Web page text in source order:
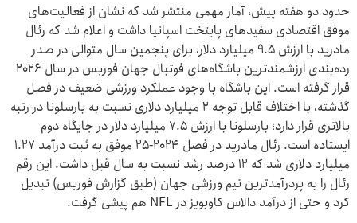
حدود دو هفته پیش، آمار مهمی منتشر شد که نشان از فعالیت‌های
موفق اقتصادی سفیدهای پایتخت اسپانیا داشت و اعلام شد که رئال
مادرید با ارزش ۹.۵ میلیارد دلار، برای پنجمین سال متوالی در صدر
رده‌بندی ارزشمندترین باشگاه‌های فوتبال جهان فوربس در سال ۲۰۲۶
قرار گرفته است. این باشگاه با وجود عملکرد ورزشی ضعیف در فصل
گذشته، با اختلاف قابل توجه ۲ میلیارد دلاری نسبت به بارسلونا در رتبه
بالاتری قرار دارد؛ بارسلونا با ارزش ۷.۵ میلیارد دلار در جایگاه دوم
ایستاده است. رئال مادرید در فصل ۲۰۲۴-۲۵ موفق به ثبت درآمد ۱.۲۷
میلیارد دلاری شد که ۱۲ درصد رشد نسبت به سال قبل داشت. این رقم
رئال را به پردرآمدترین تیم ورزشی جهان (طبق گزارش فوربس) تبدیل
کرد و حتی از درآمد دالاس کاوبویز در NFL هم پیشی گرفت.